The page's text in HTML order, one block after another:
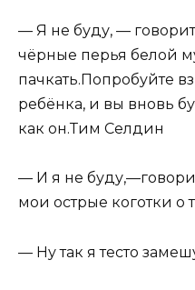
— Я не буду, —
чёр­ные перья белой
пачкать.Попробуйте
ребёнка, и вы вновь
как он.Тим Селдин
— И я не
мои острые коготки о
— Ну так я тесто